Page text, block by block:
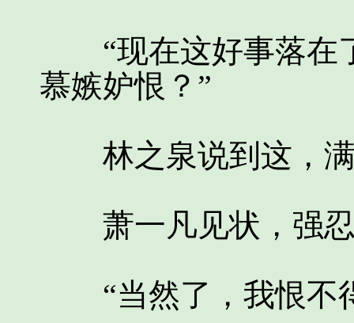
“现在这好事落在
慕嫉妒恨？”
林之泉说到这，满
萧一凡见状，强忍
“当然了，我恨不